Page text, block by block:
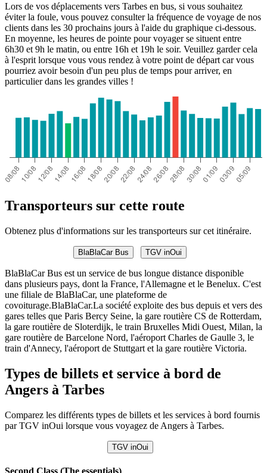
Lors de vos déplacements vers Tarbes en bus, si vous souhaitez
éviter la foule, vous pouvez consulter la fréquence de voyage de nos
clients dans les 30 prochains jours à l'aide du graphique ci-dessous.
En moyenne, les heures de pointe pour voyager se situent entre
6h30 et 9h le matin, ou entre 16h et 19h le soir. Veuillez garder cela
à l'esprit lorsque vous vous rendez à votre point de départ car vous
pourriez avoir besoin d'un peu plus de temps pour arriver, en
particulier dans les grandes villes !
Transporteurs sur cette route
Obtenez plus d'informations sur les transporteurs sur cet itinéraire.
BlaBlaCar Bus TGV inOui
BlaBlaCar Bus est un service de bus longue distance disponible
dans plusieurs pays, dont la France, l'Allemagne et le Benelux. C'est
une filiale de BlaBlaCar, une plateforme de
covoiturage.BlaBlaCar.La société exploite des bus depuis et vers des
gares telles que Paris Bercy Seine, la gare routière CS de Rotterdam,
la gare routière de Sloterdijk, le train Bruxelles Midi Ouest, Milan, la
gare routière de Barcelone Nord, l'aéroport Charles de Gaulle 3, le
train d'Annecy, l'aéroport de Stuttgart et la gare routière Victoria.
Types de billets et service à bord de
Angers à Tarbes
Comparez les différents types de billets et les services à bord fournis
par TGV inOui lorsque vous voyagez de Angers à Tarbes.
TGV inOui
Second Class (The essentials)